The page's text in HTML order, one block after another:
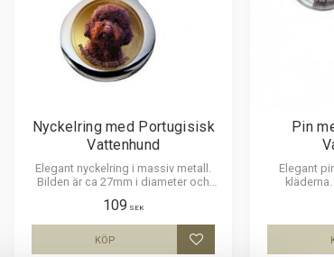
i favoriter
Nyckelring med Portugisisk
Vattenhund
Elegant nyckelring i massiv metall.
Bilden är ca 27mm i diameter och
ett uttryck av djup i bilden.
109 SEK
Lägg till i favoriter
KÖP
Pin
Elegant